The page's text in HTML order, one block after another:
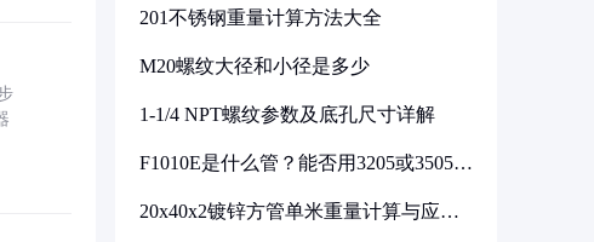
201不锈钢重量计算方法大全
M20螺纹大径和小径是多少
1-1/4 NPT螺纹参数及底孔尺寸详解
F1010E是什么管？能否用3205或3505代
20x40x2镀锌方管单米重量计算与应用